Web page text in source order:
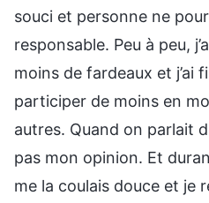
souci et personne ne
responsable. Peu à peu,
moins de fardeaux et j’ai
participer de moins en
autres. Quand on parlait
pas mon opinion. Et
me la coulais douce et je